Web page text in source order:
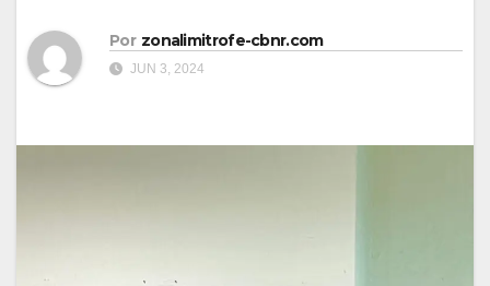
Por zonalimitrofe-cbnr.com
JUN 3, 2024